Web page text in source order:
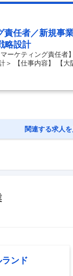
責任者／新規事
略設計
ーケティング責任者
＞ 【仕事内容】 【大
分析・SNS・広告戦
掲げ、エンターテイ
すでに始動している
、再現性のある成長
関連する求人
ンド